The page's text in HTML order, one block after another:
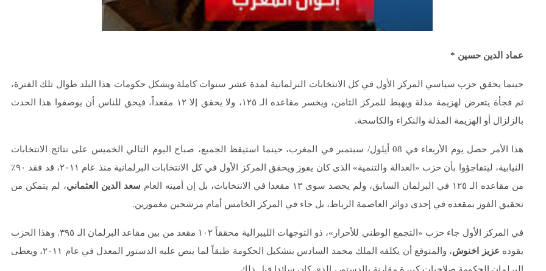
عماد الدين حسين *
حينما يحقق حزب سياسي المركز الأول في كل الانتخابات البرلمانية لمدة عشر سنوات كاملة ويشكل حكومات هذا البلد طوال تلك الفترة،
ثم فجأة يتعرض لهزيمة مذلة ويهبط للمركز الثامن، ويخسر مقاعده الـ ١٢٥، ولا يحقق إلا ١٢ مقعداً، فيحق للناس أن يوصفوا هذا الحدث
بالزلزال أو الهزيمة المذلة والنكراء والكاسحة.
هذا الأمر حصل يوم الأربعاء في 08 أيلول/ سبتمبر في المغرب، حينما استيقظ الجميع، صباح اليوم التالي الخميس على نتائج الانتخابات
النيابية، ليتفاجؤوا بأن حزب «العدالة والتنمية» الذى كان يفوز ويحقق المركز الأول في كل الانتخابات البرلمانية منذ عام ٢٠١١، قد فقد ٩٠٪
من مقاعده الـ ١٢٥ في البرلمان السابق، ولم يحصد سوى ١٣ مقعدا في الانتخابات، بل إن أمينه العام
سعد الدين العثماني، لم يتمكن من
تحقيق الفوز بمقعده في إحدى دوائر العاصمة الرباط، بل جاء في المركز الخامس أمام مرشحين مغمورين.
في المركز الأول جاء حزب «التجمع الوطني للأحرار»، ذو التوجهات الليبرالية محققاً ١٠٢ مقعد من بين مقاعد البرلمان الـ ٣٩٥. وهذا الحزب
يقوده عزيز اخنوش
، والمتوقع أن يكلفه الملك محمد السادس بتشكيل الحكومة طبقاً لما ينص عليه الدستور المعدل في عام ٢٠١١، ويعطى
ابن بطوطة عند تخوم سيبيريا!
نوفمبر 27, 2024